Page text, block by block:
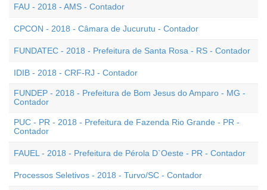
FAU - 2018 - AMS - Contador
CPCON - 2018 - Câmara de Jucurutu - Contador
FUNDATEC - 2018 - Prefeitura de Santa Rosa - RS - Contador
IDIB - 2018 - CRF-RJ - Contador
FUNDEP - 2018 - Prefeitura de Bom Jesus do Amparo - MG -
Contador
PUC - PR - 2018 - Prefeitura de Fazenda Rio Grande - PR -
Contador
FAUEL - 2018 - Prefeitura de Pérola D`Oeste - PR - Contador
Processos Seletivos - 2018 - Turvo/SC - Contador